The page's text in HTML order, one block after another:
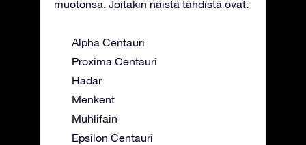
muotonsa. Joitakin näistä tähdistä ovat:
Alpha Centauri
Proxima Centauri
Hadar
Menkent
Muhlifain
Epsilon Centauri